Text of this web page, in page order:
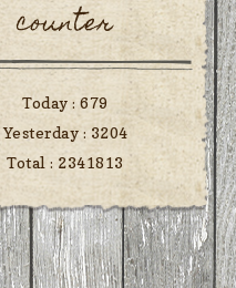
counter
Today :679
Yesterday : 3204
Total : 2341813